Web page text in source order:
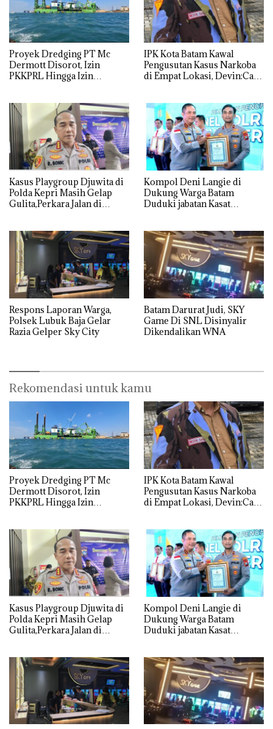
Proyek Dredging PT Mc
Dermott Disorot, Izin
PKKPRL Hingga Izin
IPK Kota Batam Kawal
Pengusutan Kasus Narkoba
di Empat Lokasi, Devin:Cari
Kasus Playgroup Djuwita di
Polda Kepri Masih Gelap
Gulita,Perkara Jalan di
Kompol Deni Langie di
Dukung Warga Batam
Duduki jabatan Kasat
Respons Laporan Warga,
Polsek Lubuk Baja Gelar
Razia Gelper Sky City
Batam Darurat Judi, SKY
Game Di SNL Disinyalir
Dikendalikan WNA
Rekomendasi untuk kamu
Proyek Dredging PT Mc
Dermott Disorot, Izin
PKKPRL Hingga Izin
IPK Kota Batam Kawal
Pengusutan Kasus Narkoba
di Empat Lokasi, Devin:Cari
Kasus Playgroup Djuwita di
Polda Kepri Masih Gelap
Gulita,Perkara Jalan di
Kompol Deni Langie di
Dukung Warga Batam
Duduki jabatan Kasat